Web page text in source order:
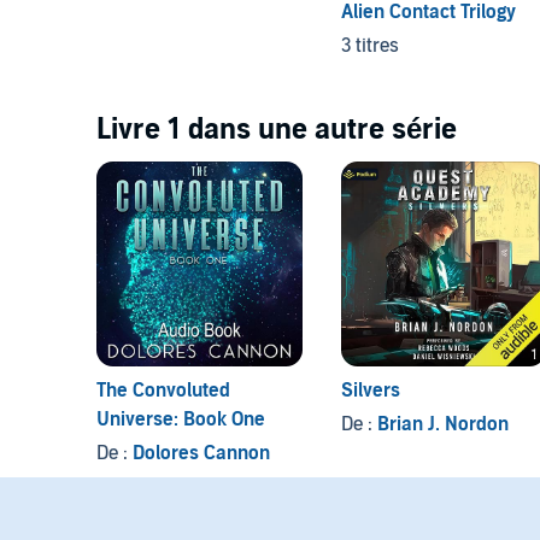
Alien Contact Trilogy
3 titres
Livre 1 dans une autre série
The Convoluted
Universe: Book One
De : Dolores Cannon
Silvers
De : Brian J. Nordon